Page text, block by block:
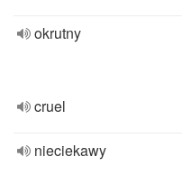
okrutny
cruel
nieciekawy